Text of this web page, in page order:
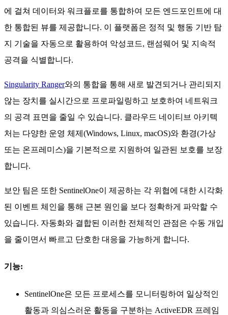
에 걸쳐 데이터와 워크플로를 통합하여 모든 엔드포인트에 대
한 통합된 뷰를 제공합니다. 이 플랫폼은 정적 및 행동 기반 탐
지 기술을 자동으로 활용하여 악성코드, 랜섬웨어 및 지속적
공격을 식별합니다.
Singularity Ranger와의 통합을 통해 새로 발견되거나 관리되지
않는 장치를 실시간으로 프로파일링하고 보호하여 네트워크
의 공격 표면을 줄일 수 있습니다. 클라우드 네이티브 아키텍
처는 다양한 운영 체제(Windows, Linux, macOS)와 환경(가상
또는 온프레미스)을 기본적으로 지원하여 일관된 보호를 보장
합니다.
보안 팀은 또한 SentinelOne이 제공하는 각 위협에 대한 시각화
된 이벤트 체인을 통해 근본 원인을 보다 정확하게 파악할 수
있습니다. 자동화와 결합된 이러한 전체적인 관점은 수동 개입
을 줄이면서 빠르고 단호한 대응을 가능하게 합니다.
기능:
SentinelOne은 모든 프로세스를 모니터링하여 일상적인
활동과 의심스러운 활동을 구분하는 ActiveEDR 프레임